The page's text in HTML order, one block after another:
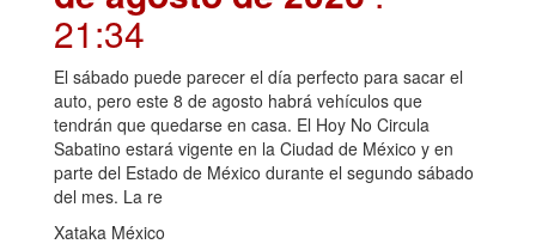
21:34
El sábado puede parecer el día perfecto para sacar el
auto, pero este 8 de agosto habrá vehículos que
tendrán que quedarse en casa. El Hoy No Circula
Sabatino estará vigente en la Ciudad de México y en
parte del Estado de México durante el segundo sábado
del mes. La re
Xataka México